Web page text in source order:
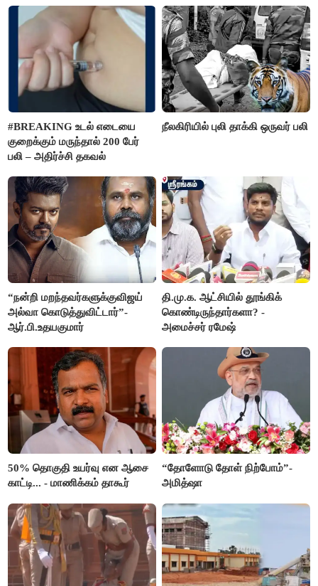
#BREAKING உடல் எடையை
குறைக்கும் மருந்தால் 200 பேர்
பலி – அதிர்ச்சி தகவல்
நீலகிரியில் புலி தாக்கி ஒருவர் பலி
“நன்றி மறந்தவர்களுக்குவிஜய்
அல்வா கொடுத்துவிட்டார்”-
ஆர்.பி.உதயகுமார்
தி.மு.க. ஆட்சியில் தூங்கிக்
கொண்டிருந்தார்களா? -
அமைச்சர் ரமேஷ்
50% தொகுதி உயர்வு என ஆசை
காட்டி... - மாணிக்கம் தாகூர்
“தோளோடு தோள் நிற்போம்”-
அமித்ஷா